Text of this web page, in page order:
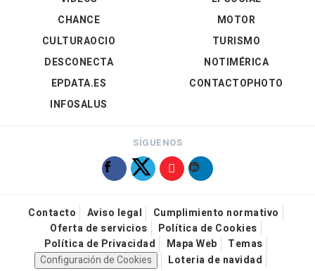
CHANCE
CULTURAOCIO
DESCONECTA
EPDATA.ES
INFOSALUS
MOTOR
TURISMO
NOTIMÉRICA
CONTACTOPHOTO
SÍGUENOS
Contacto Aviso legal
Cumplimiento normativo
Oferta de servicios
Política de Cookies
Política de Privacidad
Mapa Web
Temas
Configuración de Cookies
Loteria de navidad